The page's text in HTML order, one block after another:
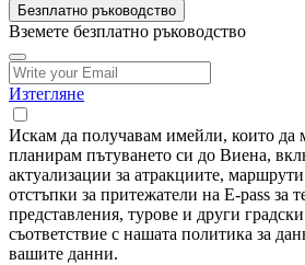
Безплатно ръководство
Вземете безплатно ръководство
Изтегляне
Искам да получавам имейли, които да
планирам пътуването си до Виена,
актуализации за атракциите,
отстъпки за притежатели на E-pass за
представления, турове и други
съответствие с нашата политика за
вашите данни.